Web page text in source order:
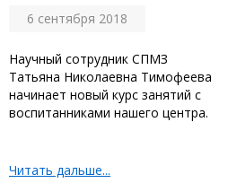
6 сентября 2018
Научный сотрудник СПМЗ
Татьяна Николаевна Тимофеева
начинает новый курс занятий с
воспитанниками нашего центра.
Читать дальше...